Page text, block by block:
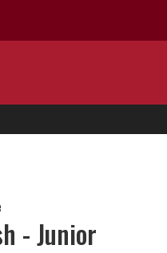
- Junior